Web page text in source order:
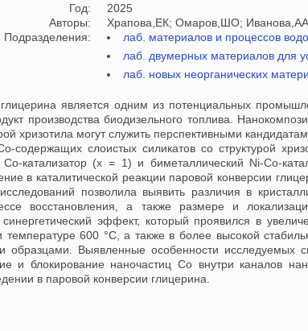
Год:
2025
Авторы:
Храпова,ЕК; Омаров,ШО;
Подразделения:
лаб. материалов и процессов
лаб. двумерных материалов для
лаб. новых неорганических
является одним из потенциальных
производства биодизельного топлива.
хризотила могут служить перспективными
содержащих слоистых силикатов со структурой
Co-катализатор (x = 1) и биметаллический Ni-Co-
в каталитической реакции паровой конверсии
позволила выявить различия в
восстановления, а также размере и
эффект, который проявился в
600 °C, а также в более высокой
образцами. Выявленные особенности исследуемых
и блокирование наночастиц Co внутри каналов
в паровой конверсии глицерина.